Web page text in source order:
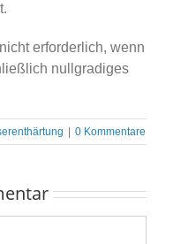
erforderlich, wenn
nullgradiges
0 Kommentare